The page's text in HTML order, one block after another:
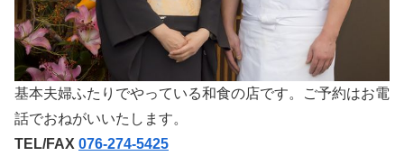
基本夫婦ふたりでやっている和食の店です。ご予約はお電
話でおねがいいたします。
TEL/FAX 076-274-5425